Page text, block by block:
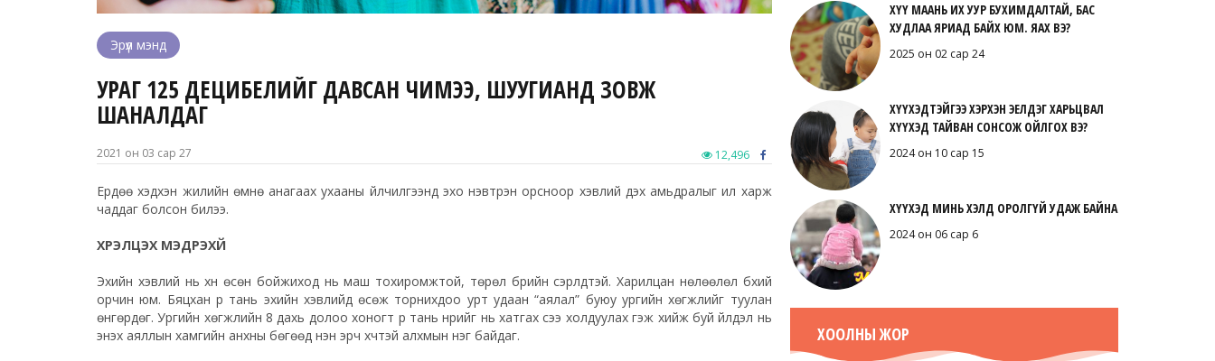
Эрүүл мэнд
УРАГ 125 ДЕЦИБЕЛИЙГ ДАВСАН ЧИМЭЭ, ШУУГИАНД ЗОВЖ
ШАНАЛДАГ
2021 он 03 сар 27 12,496
Ердөө хэдхэн жилийн өмнө анагаах ухааны үйлчилгээнд эхо нэвтрэн орсноор хэвлий дэх амьдралыг ил харж
чаддаг болсон билээ.
ХҮРЭЛЦЭХ МЭДРЭХҮЙ
Эхийн хэвлий нь хүн өсөн бойжиход нь маш тохиромжтой, төрөл бүрийн сэрлүүдтэй. Харилцан нөлөөлөл бүхий
орчин юм. Бяцхан үр тань эхийн хэвлийд өсөж торнихдоо урт удаан “аялал” буюу ургийн хөгжлийг туулан
өнгөрдөг. Ургийн хөгжлийн 8 дахь долоо хоногт үр тань нүүрийг нь хатгах үсээ холдуулах гэж хийж буй үйлдэл нь
энэхүү аяллын хамгийн анхны бөгөөд нэн эрч хүчтэй алхмын нэг байдаг.
ХҮҮ МААНЬ ИХ УУР БУХИМДАЛТАЙ, БАС
ХУДЛАА ЯРИАД БАЙХ ЮМ. ЯАХ ВЭ?
2025 он 02 сар 24
ХҮҮХЭДТЭЙГЭЭ ХЭРХЭН ЭЕЛДЭГ ХАРЬЦВАЛ
ХҮҮХЭД ТАЙВАН СОНСОЖ ОЙЛГОХ ВЭ?
2024 он 10 сар 15
ХҮҮХЭД МИНЬ ХЭЛД ОРОЛГҮЙ УДАЖ БАЙНА
2024 он 06 сар 6
ХООЛНЫ ЖОР